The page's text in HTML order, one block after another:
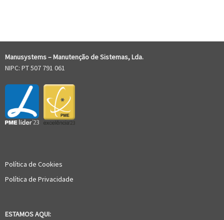
Manusystems –Manutenção de Sistemas, Lda.
NIPC: PT 507 791 061
Política de Cookies
Política de Privacidade
ESTAMOS AQUI: